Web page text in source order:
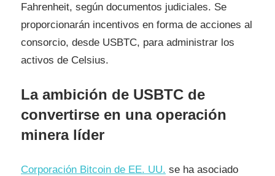
Fahrenheit, según documentos judiciales. Se
proporcionarán incentivos en forma de acciones al
consorcio, desde USBTC, para administrar los
activos de Celsius.
La ambición de USBTC de
convertirse en una operación
minera líder
Corporación Bitcoin de EE. UU. se ha asociado